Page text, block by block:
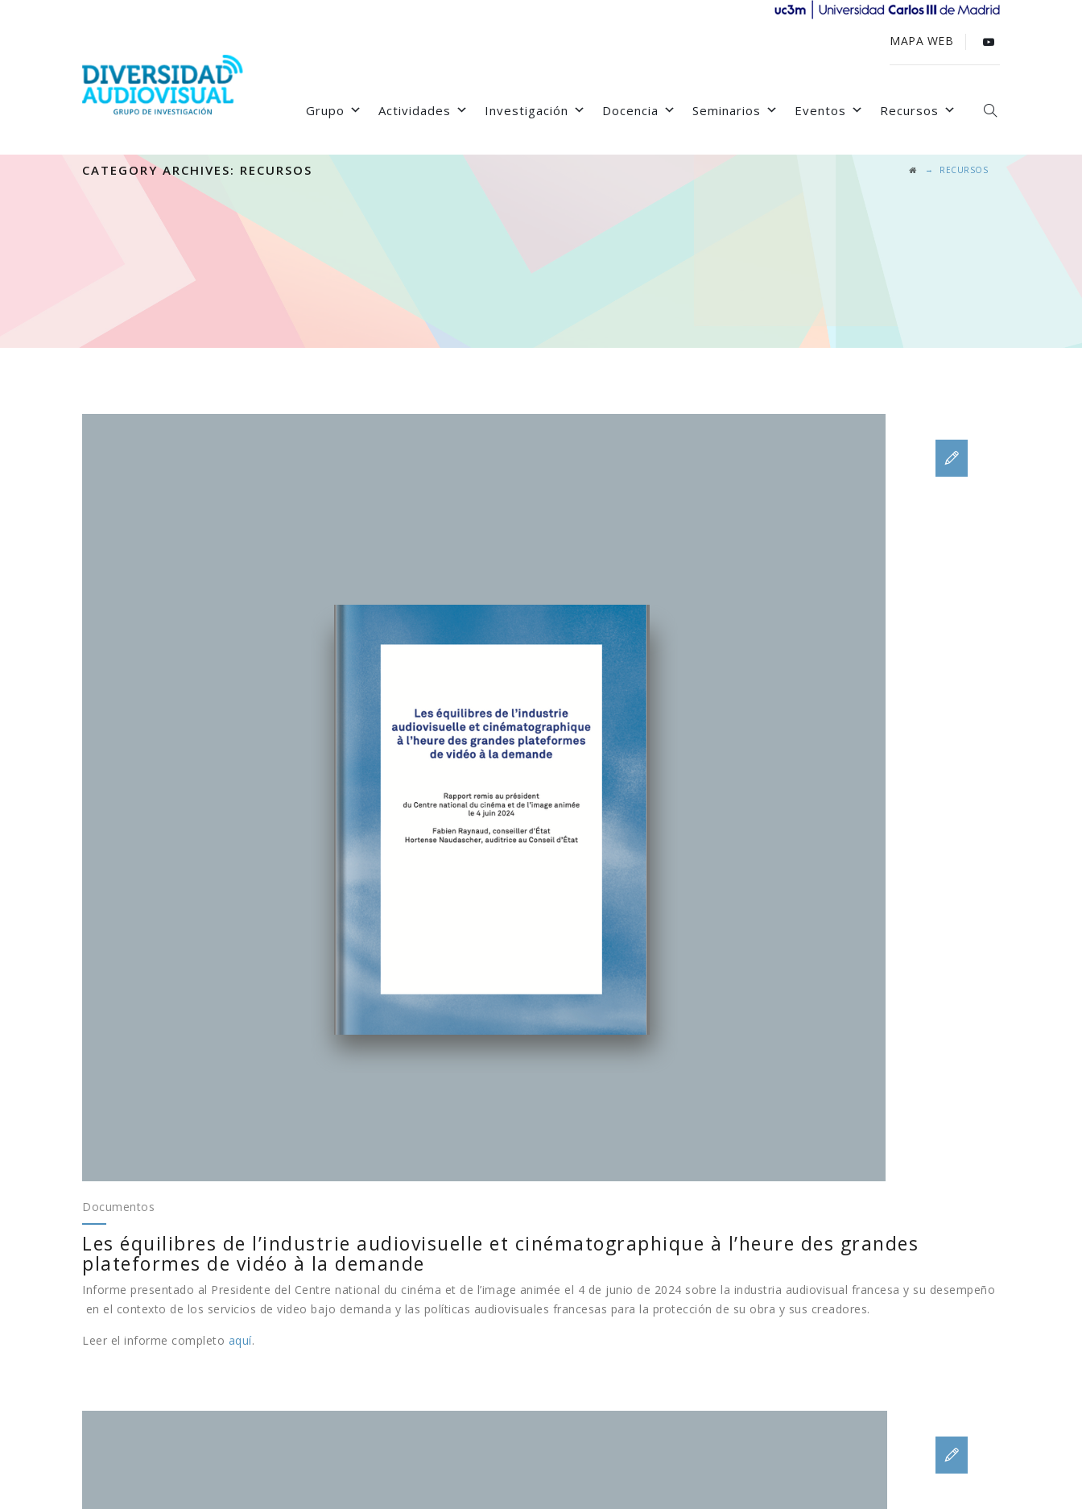
MAPA WEB
Grupo Actividades Investigación Docencia Seminarios Eventos Recursos
CATEGORY ARCHIVES: RECURSOS → RECURSOS
Documentos
Les équilibres de l’industrie audiovisuelle et cinématographique à l’heure des grandes
plateformes de vidéo à la demande
Informe presentado al Presidente del Centre national du cinéma et de l’image animée el 4 de junio de 2024 sobre la industria audiovisual francesa y su desempeño
en el contexto de los servicios de video bajo demanda y las políticas audiovisuales francesas para la protección de su obra y sus creadores.
Leer el informe completo aquí.